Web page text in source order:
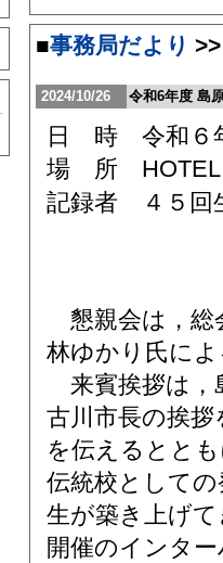
■事務局だより >>
2024/10/26 令和6年度 島
日 時 令和６
場 所 HOTEL
記録者 ４５回
懇親会は，総
林ゆかり氏に
来賓挨拶は，
古川市長の挨
を伝えるとと
伝統校として
生が築き上げ
開催のインタ